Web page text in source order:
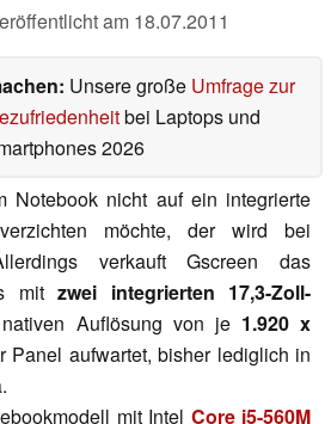
am 18.07.2011
Unsere große Umfrage zur
bei Laptops und
2026
Notebook nicht auf ein integrierte
verzichten möchte, der wird bei
verkauft Gscreen das
mit zwei integrierten 17,3-Zoll-
Auflösung von je 1.920 x
Panel aufwartet, bisher lediglich in
mit Intel Core i5-560M